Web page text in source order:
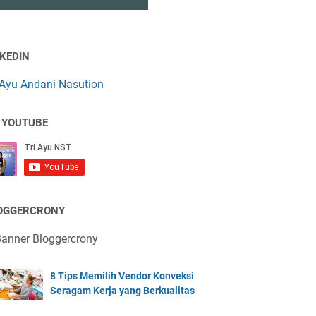
Andani Nasution
8 Tips Memilih Vendor Konveksi
Seragam Kerja yang Berkualitas